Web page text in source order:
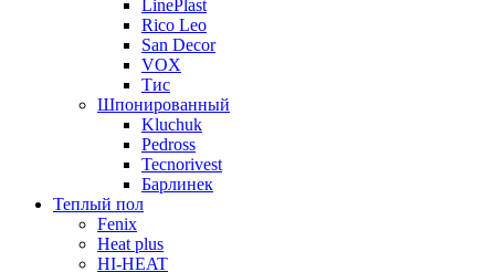
LinePlast
Rico Leo
San Decor
VOX
Тис
Шпонированный
Kluchuk
Pedross
Tecnorivest
Барлинек
Теплый пол
Fenix
Heat plus
HI-HEAT